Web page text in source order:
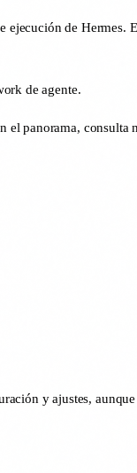
de Hermes.
de agente.
panorama, consulta
y ajustes,